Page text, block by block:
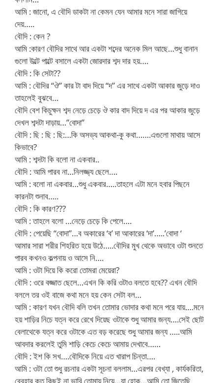
আমি : জানো, এ বৌদি ডাকটা না কেমন যেন আমার মনে সারা জাগিয়ে
দেয়…..
বৌদি : কেন ?
আমি :কারণ বৌদির সাথে আর একটা শব্দের অনেক মিল আছে…শুধু বানান
গুলো উল্টে পাল্টে বসালে একটা জোরদার শব্দ দার হয়….
বৌদি : কি সেটা??
আমি : বৌদির “ঔ” কার টা বাদ দিয়ে “দ” এর সাথে একটা আকার জুড়ে দাও
তাহলেই বুঝবে…
বৌদি বেশ কিচুক্ষন শব্দ নেড়ে চেড়ে ঔ কার বাদ দিয়ে দ এর পর আকার জুড়ে
দেখল শব্দটা দাড়ায়…”বোদা”
বৌদি : ছি : ছি : ছি:…কি অসভ্য আকথা-কু কথা…….এগুলো মাথায় আসে
কিভাবে?
আমি : শব্দটা কি বলো না একবার..
বৌদি : আমি পারব না…নিলজ্জ্য ছেলে….
আমি : বলো না একবার…শুধু একবার…..তাহলে এটা মনে হবার পিছনে
কারনটা শুনাব…..
বৌদি : কি কারণ???
আমি : তাহলে বলো …নেড়ে চেড়ে কি পেলে….
বৌদি : পেয়েছি “বোদা”…ব অকারের ‘ব’ দা আকারের ‘দা’…..’বোদা ‘
আমার সারা শরীর শিহরিত হয়ে উঠে…..বৌদির মুখ থেকে অভাবে ওটা শুনতে
পারব কখনও কল্পনায় ও আসে নি….
আমি : ওটা দিয়ে কি করো তোমরা মেয়েরা?
বৌদি : ওরে বজ্জাত ছেলে…এখন কি করি ওটাও বলতে হবে?? এখন বৌদি
বললে তর ওই বাজে কথা মনে হয় কেন সেটা বল…
আমি : কারণ যখন বৌদি বলি তখন তোমার ভোদার কথা মনে পরে যায়….মনে
হয় শাড়ির নিচে যত্ন করে রেখে দিয়েছ ওটাকে শুধু আমার জন্য….সেই ছোট
বেলাথেকে যত্ন করে ওটাকে এত বড় করেছে শুধু আমার জন্য …..আমি
আবদার করলেই তুমি শাড়ি কেচে কেচে আমায় দেখাবে……
বৌদি : ইশ কি সখ….বৌদিকে নিয়ে এত খারাপ চিন্তা….
আমি : ওটা তো শুধু রচনার একটা সূচনা বললাম…এরপর বেখ্যা , কার্যকরিতা,
বেবহার কত কিছুই না ভাবি তোমায় নিয়ে…যা হোক…আমি তো জিতেছি